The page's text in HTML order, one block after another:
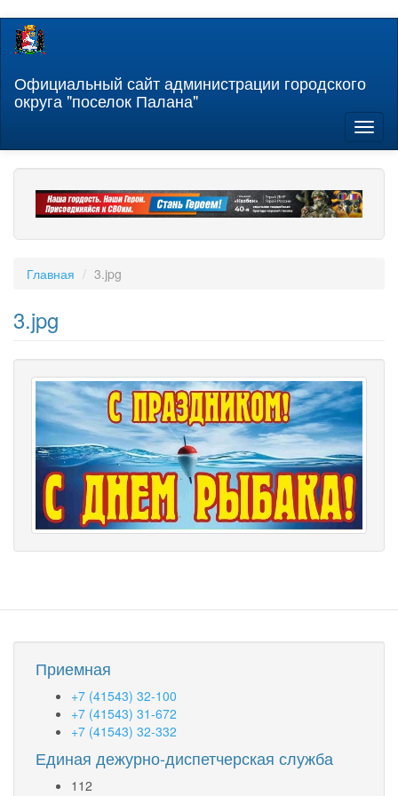
Перейти
содержанию
Официальный сайт администрации городского
округа "поселок Палана"
Главная 3.jpg
3.jpg
Приемная
+7 (41543) 32-100
+7 (41543) 31-672
+7 (41543) 32-332
Единая дежурно-диспетчерская служба
112